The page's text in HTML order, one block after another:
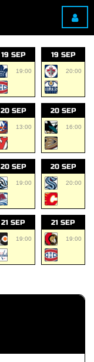
19 SEP
19:00
19 SEP
20:00
20 SEP
13:00
20 SEP
16:00
20 SEP
19:00
20 SEP
20:00
21 SEP
19:00
21 SEP
19:00